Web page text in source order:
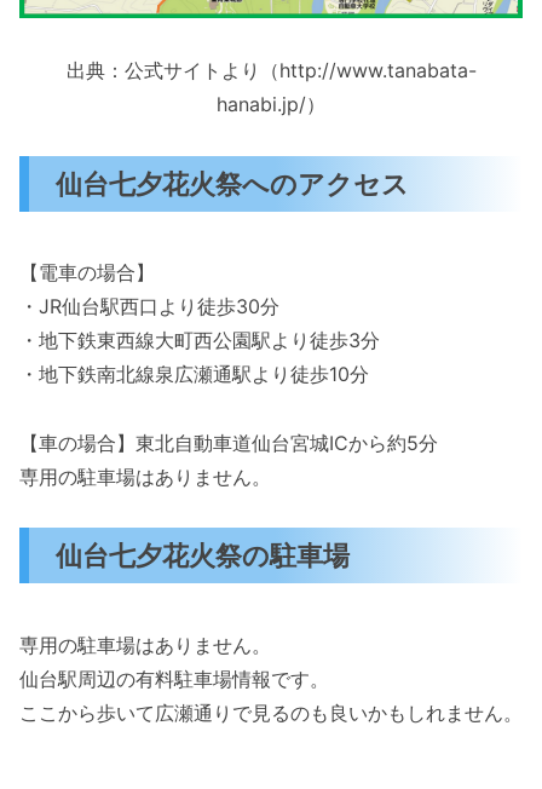
出典：公式サイトより（http://www.tanabata-
hanabi.jp/）
仙台七夕花火祭へのアクセス
【電車の場合】
・JR仙台駅西口より徒歩30分
・地下鉄東西線大町西公園駅より徒歩3分
・地下鉄南北線泉広瀬通駅より徒歩10分
【車の場合】東北自動車道仙台宮城ICから約5分
専用の駐車場はありません。
仙台七夕花火祭の駐車場
専用の駐車場はありません。
仙台駅周辺の有料駐車場情報です。
ここから歩いて広瀬通りで見るのも良いかもしれません。